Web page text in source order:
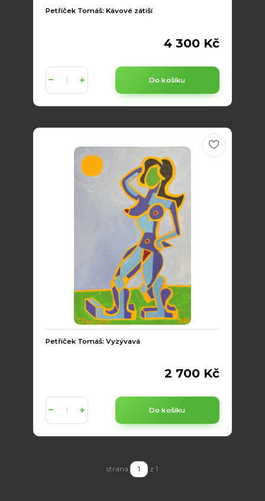
Petříček Tomáš: Kávové zátiší
4 300 Kč
Do košíku
Petříček Tomáš: Vyzývavá
2 700 Kč
Do košíku
strana z 1